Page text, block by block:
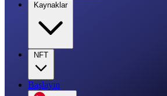
Kaynaklar
NFT
Başlayın